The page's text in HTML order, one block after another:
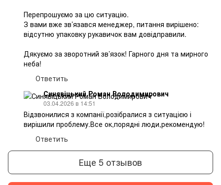
Перепрошуємо за цю ситуацію.
З вами вже зв’язався менеджер, питання вирішено:
відсутню упаковку рукавичок вам довідправили.
Дякуємо за зворотний зв’язок! Гарного дня та мирного
неба!
Ответить
Синявіцький Роман Володимирович
03.04.2026 в 14:51
Відзвонилися з компанії,розібралися з ситуацією і
вирішили проблему.Все ок,порядні люди,рекомендую!
Ответить
Еще 5 отзывов